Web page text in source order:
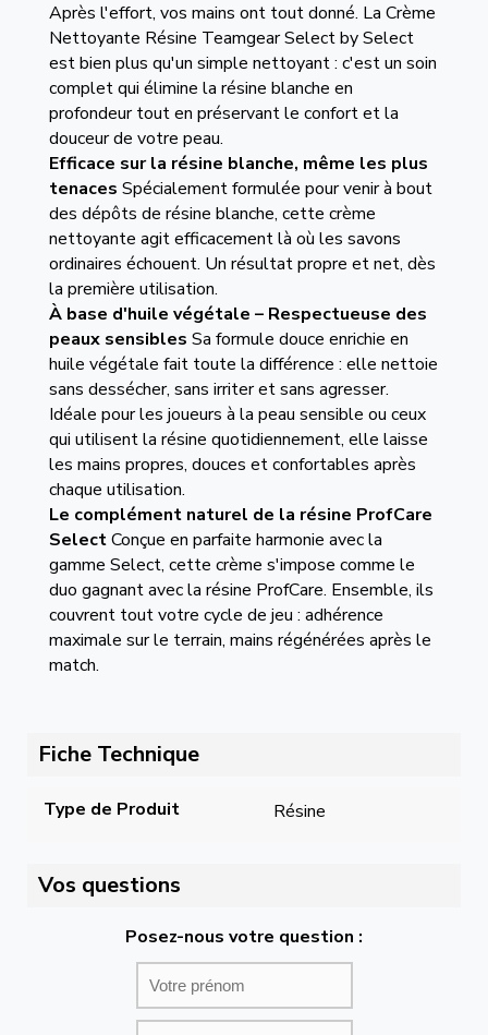
Après l'effort, vos mains ont tout donné. La Crème
Nettoyante Résine Teamgear Select by Select
est bien plus qu'un simple nettoyant : c'est un soin
complet qui élimine la résine blanche en
profondeur tout en préservant le confort et la
douceur de votre peau.
Efficace sur la résine blanche, même les plus
tenaces Spécialement formulée pour venir à bout
des dépôts de résine blanche, cette crème
nettoyante agit efficacement là où les savons
ordinaires échouent. Un résultat propre et net, dès
la première utilisation.
À base d'huile végétale – Respectueuse des
peaux sensibles Sa formule douce enrichie en
huile végétale fait toute la différence : elle nettoie
sans dessécher, sans irriter et sans agresser.
Idéale pour les joueurs à la peau sensible ou ceux
qui utilisent la résine quotidiennement, elle laisse
les mains propres, douces et confortables après
chaque utilisation.
Le complément naturel de la résine ProfCare
SelectConçue en parfaite harmonie avec la
gamme Select, cette crème s'impose comme le
duo gagnant avec la résine ProfCare. Ensemble, ils
couvrent tout votre cycle de jeu : adhérence
maximale sur le terrain, mains régénérées après le
match.
Fiche Technique
Type de Produit Résine
Vos questions
Posez-nous votre question :